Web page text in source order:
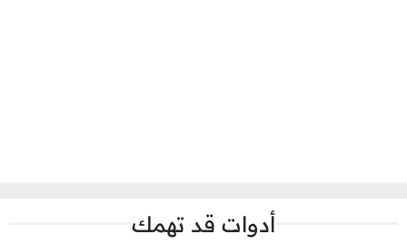
أدوات قد تهمك